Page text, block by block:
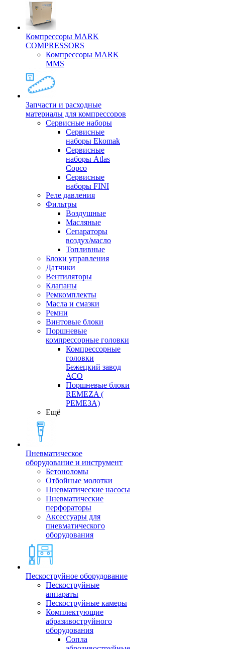
Компрессоры MARK
COMPRESSORS
Компрессоры MARK
MMS
Запчасти и расходные
материалы для компрессоров
Cервисные наборы
Сервисные
наборы Ekomak
Cервисные
наборы Atlas
Copco
Сервисные
наборы FINI
Реле давления
Фильтры
Воздушные
Масляные
Сепараторы
воздух/масло
Топливные
Блоки управления
Датчики
Вентиляторы
Клапаны
Ремкомплекты
Масла и смазки
Ремни
Винтовые блоки
Поршневые
компрессорные головки
Компрессорные
головки
Бежецкий завод
АСО
Поршневые блоки
REMEZA (
РЕМЕЗА)
Ещё
Пневматическое
оборудование и инструмент
Бетоноломы
Отбойные молотки
Пневматические насосы
Пневматические
перфораторы
Аксессуары для
пневматического
оборудования
Пескоструйное оборудование
Пескоструйные
аппараты
Пескоструйные камеры
Комплектующие
абразивоструйного
оборудования
Сопла